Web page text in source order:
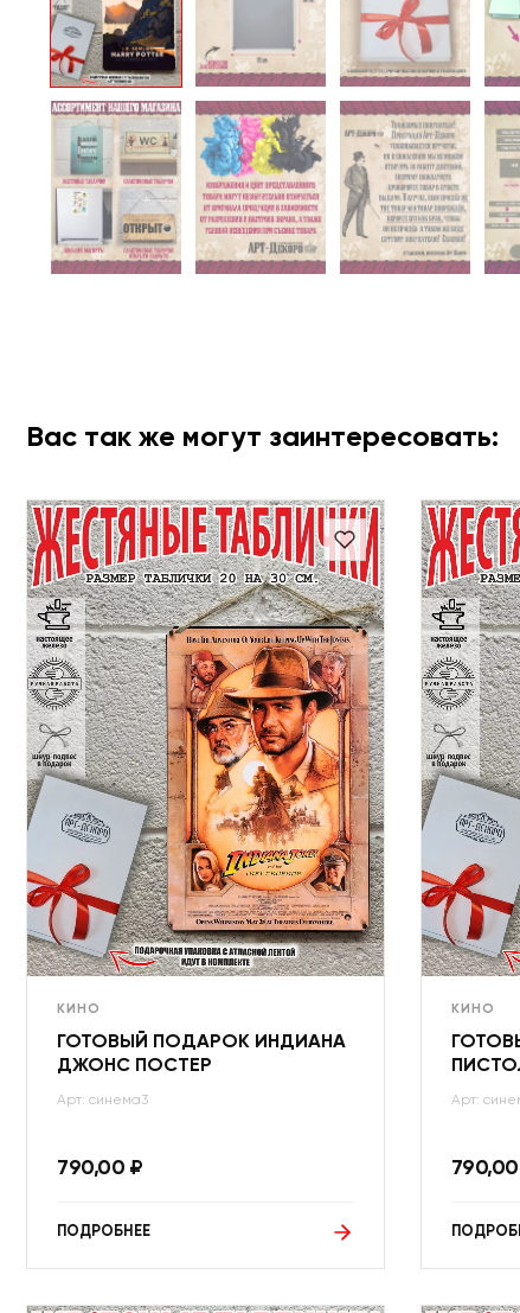
Вас так же могут заинтересовать:
КИНО
ГОТОВЫЙ ПОДАРОК ИНДИАНА
ДЖОНС ПОСТЕР
Арт: синема3
790,00 ₽
ПОДРОБНЕЕ
КИНО
Арт:
790,00